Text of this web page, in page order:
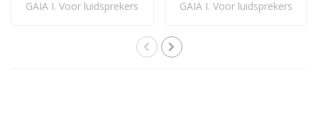
GAIA I. Voor luidsprekers
GAIA I. Voor luidsprekers